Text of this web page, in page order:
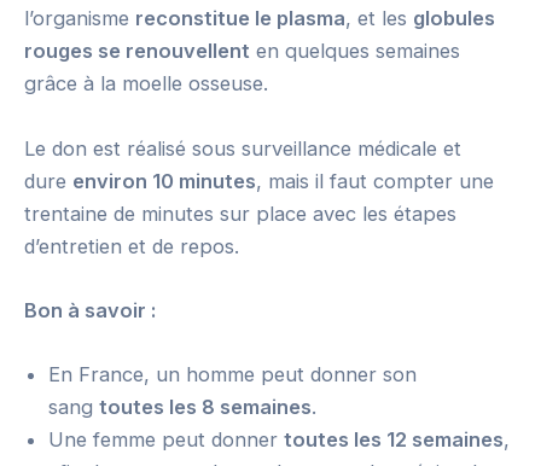
l’organisme reconstitue le plasma, et les globules
rouges se renouvellent en quelques semaines
grâce à la moelle osseuse.
Le don est réalisé sous surveillance médicale et
dure environ 10 minutes, mais il faut compter une
trentaine de minutes sur place avec les étapes
d’entretien et de repos.
Bon à savoir :
En France, un homme peut donner son
sang toutes les 8 semaines.
Une femme peut donner toutes les 12 semaines,